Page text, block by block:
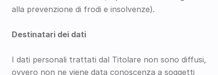
alla prevenzione di frodi e insolvenze).
Destinatari dei dati
I dati personali trattati dal Titolare non sono diffusi,
ovvero non ne viene data conoscenza a soggetti